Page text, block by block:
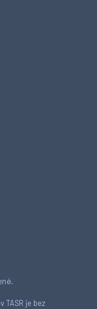
TASR je bez